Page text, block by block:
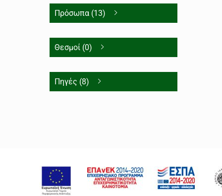
Πρόσωπα (13)
Θεσμοί (0)
Πηγές (8)